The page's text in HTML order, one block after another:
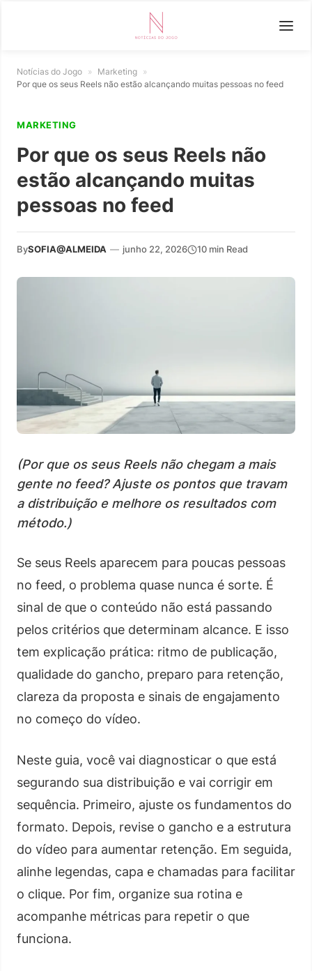
Notícias do Jogo » Marketing »
Por que os seus Reels não estão alcançando muitas pessoas no feed
MARKETING
Por que os seus Reels não
estão alcançando muitas
pessoas no feed
BySOFIA@ALMEIDA — junho 22, 2026 10 min Read
(Por que os seus Reels não chegam a mais
gente no feed? Ajuste os pontos que travam
a distribuição e melhore os resultados com
método.)
Se seus Reels aparecem para poucas pessoas
no feed, o problema quase nunca é sorte. É
sinal de que o conteúdo não está passando
pelos critérios que determinam alcance. E isso
tem explicação prática: ritmo de publicação,
qualidade do gancho, preparo para retenção,
clareza da proposta e sinais de engajamento
no começo do vídeo.
Neste guia, você vai diagnosticar o que está
segurando sua distribuição e vai corrigir em
sequência. Primeiro, ajuste os fundamentos do
formato. Depois, revise o gancho e a estrutura
do vídeo para aumentar retenção. Em seguida,
alinhe legendas, capa e chamadas para facilitar
o clique. Por fim, organize sua rotina e
acompanhe métricas para repetir o que
funciona.